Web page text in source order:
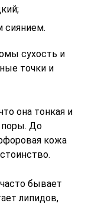
сиянием.
сухость и
точки и
она тонкая и
поры. До
кожа
бывает
липидов,